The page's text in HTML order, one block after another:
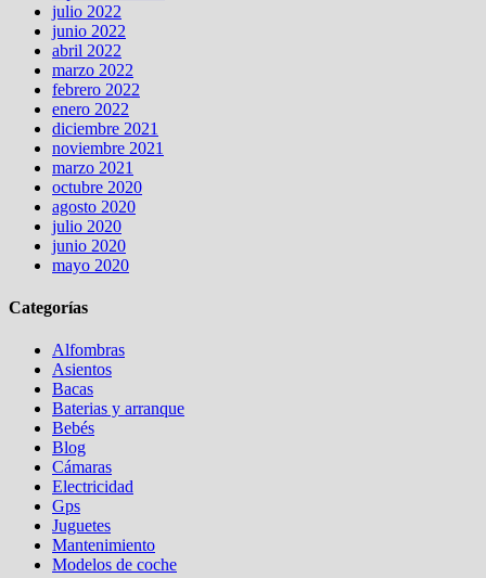
julio 2022
junio 2022
abril 2022
marzo 2022
febrero 2022
enero 2022
diciembre 2021
noviembre 2021
marzo 2021
octubre 2020
agosto 2020
julio 2020
junio 2020
mayo 2020
Categorías
Alfombras
Asientos
Bacas
Baterias y arranque
Bebés
Blog
Cámaras
Electricidad
Gps
Juguetes
Mantenimiento
Modelos de coche